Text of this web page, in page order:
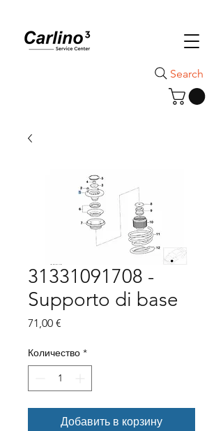
Search
31331091708 -
Supporto di base
71,00 €
Количество *
Добавить в корзину